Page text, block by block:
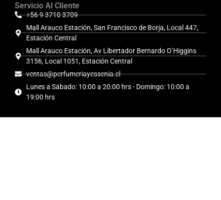
Servicio Al Cliente
+56 9 3710 3709
Mall Arauco Estación, San Francisco de Borja, Local 447,
Estación Central
Mall Arauco Estación, Av Libertador Bernardo O’Higgins
3156, Local 1051, Estación Central
ventas@perfumeriayessenia.cl
Lunes a Sábado: 10:00 a 20:00 hrs - Domingo: 10:00 a
19:00 hrs